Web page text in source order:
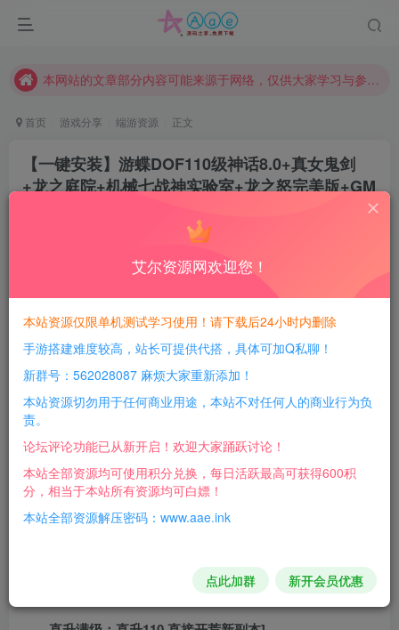
请勿相信任何评论区广告！以免上当受骗！
本站评论功能已从新开启！欢迎大家踊跃讨论！（用户每日活跃可得积分数量增加至600，加速获得更多免费资源！）
现在赞助会员享受专属折扣，详情点击此条公告。
首页 游戏分享 端游资源 正文
【一键安装】游蝶DOF110级神话8.0+真女鬼剑
+龙之庭院+机械七战神实验室+龙之怒完美版+GM
111
每日活跃最高可获得600积分！所有资源可以使用
积分免费兑换！
游戏介绍：
流畅不卡完美版】
支持系统：Win7 Win10 64位4核处理器16G运行内存固
态硬盘
畅】虚拟机只需要启动数据，游戏在桌面运行。流畅不卡
艾尔资源网欢迎您！
本站资源仅限单机测试学习使用！请下载后24小时内删除
手游搭建难度较高，站长可提供代搭，具体可加Q私聊！
新群号：562028087 麻烦大家重新添加！
本站资源切勿用于任何商业用途，本站不对任何人的商业行为负
责。
论坛评论功能已从新开启！欢迎大家踊跃讨论！
本站全部资源均可使用积分兑换，每日活跃最高可获得600积
分，相当于本站所有资源均可白嫖！
本站全部资源解压密码：www.aae.ink
点此加群 新开会员优惠